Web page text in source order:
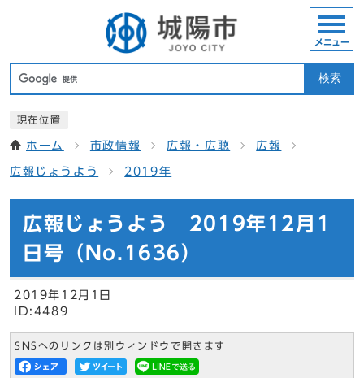
検索
メニュー
現在位置
ホーム 市政情報 広報・広聴 広報
広報じょうよう 2019年
広報じょうよう 2019年12月1
日号（No.1636）
2019年12月1日
ID:4489
SNSへのリンクは別ウィンドウで開きます